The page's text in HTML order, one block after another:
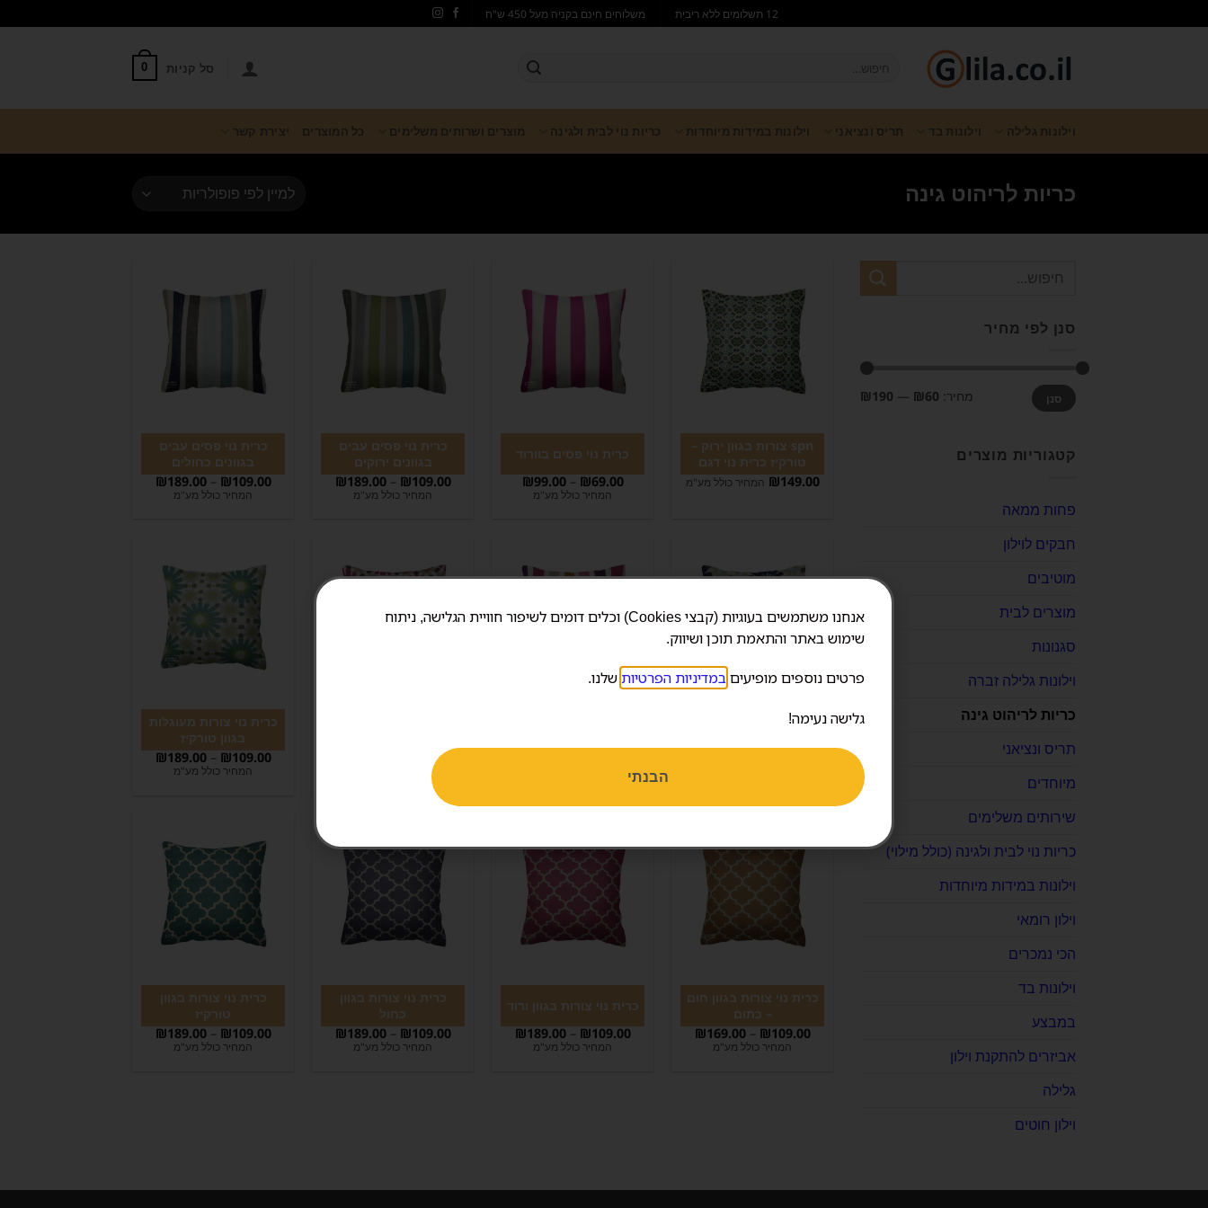
12 תשלומים ללא ריבית משלוחים חינם בקניה מעל 450 ש"ח
סל קניות 0
וילונות גלילה וילונות בד תריס ונציאני וילונות במידות מיוחדות כריות נוי לבית ולגינה מוצרים ושרותים משלימים כל המוצרים יצירת קשר
כריות לריהוט גינה
סנן לפי מחיר
סנן מחיר: ₪60
—
₪190
קטגוריות מוצרים
פחות ממאה
חבקים לוילון
מוטיבים
מוצרים לבית
סגנונות
וילונות גלילה זברה
כריות לריהוט גינה
תריס ונציאני
מיוחדים
שירותים משלימים
כריות נוי לבית ולגינה (כולל מילוי)
וילונות במידות מיוחדות
וילון רומאי
הכי נמכרים
וילונות בד
במבצע
אביזרים להתקנת וילון
גלילה
וילון חוטים
spn צורות בגוון ירוק –
טורקיז כרית נוי דגם
₪149.00 המחיר כולל מע"מ
כרית נוי פסים בוורוד
₪69.00
–
₪99.00
המחיר כולל מע"מ
כרית נוי פסים עבים
בגוונים ירוקים
₪109.00
–
₪189.00
המחיר כולל מע"מ
כרית נוי פסים עבים
בגוונים כחולים
₪109.00
–
₪189.00
המחיר כולל מע"מ
כרית נוי צורות מעוגלות
109.00
המחיר כולל מע"מ
כרית נוי צורות מעוגלות
בגוון טורקיז
₪109.00
–
₪189.00
המחיר כולל מע"מ
כרית נוי צורות בגוון חום
– כתום
₪109.00
–
₪169.00
המחיר כולל מע"מ
כרית נוי צורות בגוון ורוד
₪109.00
–
₪189.00
המחיר כולל מע"מ
כרית נוי צורות בגוון
כחול
₪109.00
–
₪189.00
המחיר כולל מע"מ
כרית נוי צורות בגוון
טורקיז
₪109.00
–
₪189.00
המחיר כולל מע"מ
אנחנו משתמשים בעוגיות (קבצי Cookies) וכלים דומים לשיפור חוויית הגלישה, ניתוח
שימוש באתר והתאמת תוכן ושיווק.
פרטים נוספים מופיעיםבמדיניות הפרטיות שלנו.
גלישה נעימה!
הבנתי